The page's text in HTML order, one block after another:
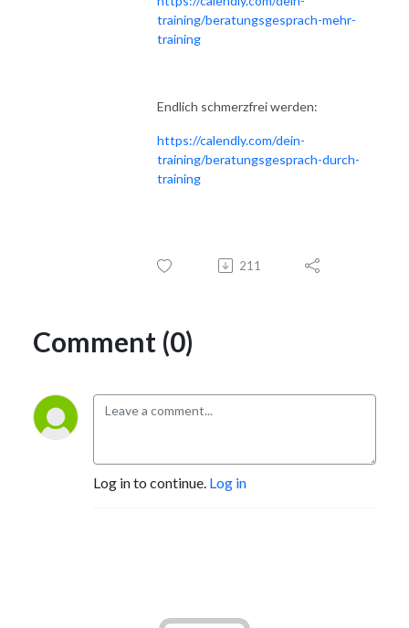
training/beratungsgesprach-mehr-
training
Endlich schmerzfrei werden:
https://calendly.com/dein-
training/beratungsgesprach-durch-
training
211
Comment (0)
Log in to continue. Log in